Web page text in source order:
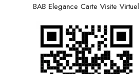
BAB Elegance Carte Visite Virtuel